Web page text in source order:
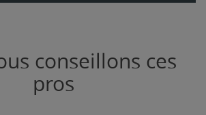
conseillons ces
pros